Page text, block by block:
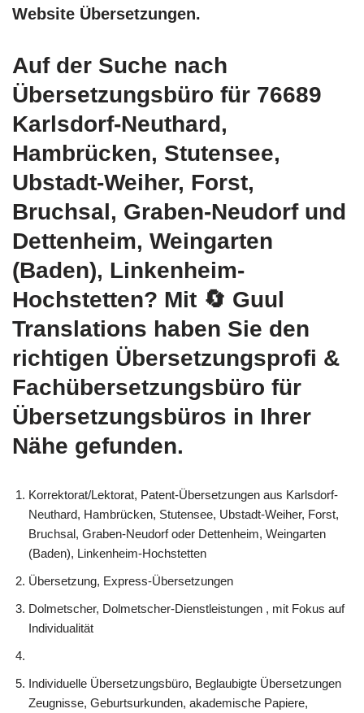
Website Übersetzungen.
Auf der Suche nach
Übersetzungsbüro für 76689
Karlsdorf-Neuthard,
Hambrücken, Stutensee,
Ubstadt-Weiher, Forst,
Bruchsal, Graben-Neudorf und
Dettenheim, Weingarten
(Baden), Linkenheim-
Hochstetten? Mit 🔄 Guul
Translations haben Sie den
richtigen Übersetzungsprofi &
Fachübersetzungsbüro für
Übersetzungsbüros in Ihrer
Nähe gefunden.
Korrektorat/Lektorat, Patent-Übersetzungen aus Karlsdorf-
Neuthard, Hambrücken, Stutensee, Ubstadt-Weiher, Forst,
Bruchsal, Graben-Neudorf oder Dettenheim, Weingarten
(Baden), Linkenheim-Hochstetten
Übersetzung, Express-Übersetzungen
Dolmetscher, Dolmetscher-Dienstleistungen , mit Fokus auf
Individualität
Individuelle Übersetzungsbüro, Beglaubigte Übersetzungen
Zeugnisse, Geburtsurkunden, akademische Papiere,